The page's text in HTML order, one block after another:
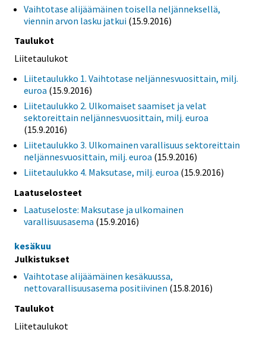
Vaihtotase alijäämäinen toisella neljänneksellä,
viennin arvon lasku jatkui (15.9.2016)
Taulukot
Liitetaulukot
Liitetaulukko 1. Vaihtotase neljännesvuosittain, milj.
euroa (15.9.2016)
Liitetaulukko 2. Ulkomaiset saamiset ja velat
sektoreittain neljännesvuosittain, milj. euroa
(15.9.2016)
Liitetaulukko 3. Ulkomainen varallisuus sektoreittain
neljännesvuosittain, milj. euroa (15.9.2016)
Liitetaulukko 4. Maksutase, milj. euroa (15.9.2016)
Laatuselosteet
Laatuseloste: Maksutase ja ulkomainen
varallisuusasema (15.9.2016)
kesäkuu
Julkistukset
Vaihtotase alijäämäinen kesäkuussa,
nettovarallisuusasema positiivinen (15.8.2016)
Taulukot
Liitetaulukot